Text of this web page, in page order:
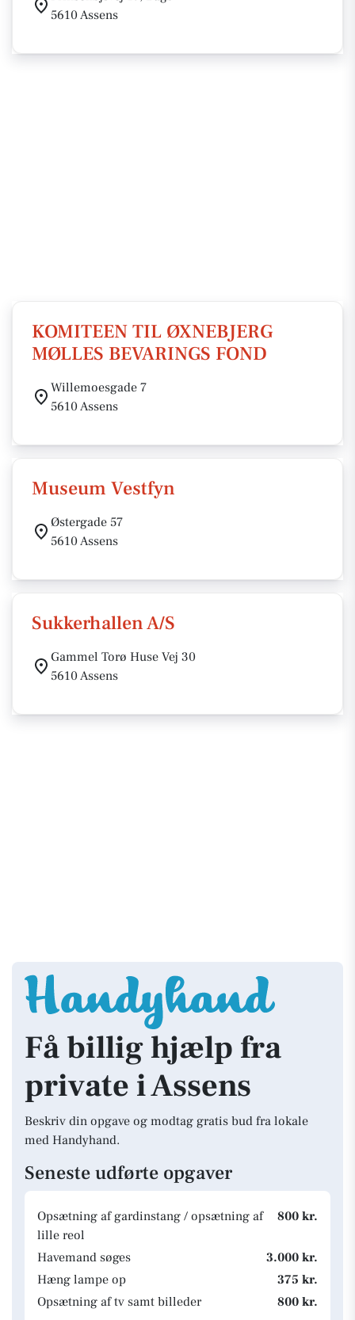
5610 Assens
KOMITEEN TIL ØXNEBJERG
MØLLES BEVARINGS FOND
Willemoesgade 7
5610 Assens
Museum Vestfyn
Østergade 57
5610 Assens
Sukkerhallen A/S
Gammel Torø Huse Vej 30
5610 Assens
Få billig hjælp fra
private i Assens
Beskriv din opgave og modtag gratis bud fra lokale
med Handyhand.
Seneste udførte opgaver
Opsætning af gardinstang / opsætning af
lille reol
800 kr.
Havemand søges
3.000 kr.
Hæng lampe op
375 kr.
Opsætning af tv samt billeder
800 kr.